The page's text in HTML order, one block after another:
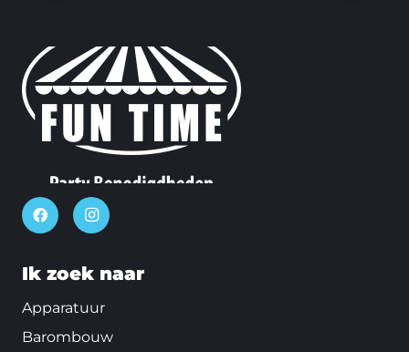
Ik zoek naar
Apparatuur
Barombouw